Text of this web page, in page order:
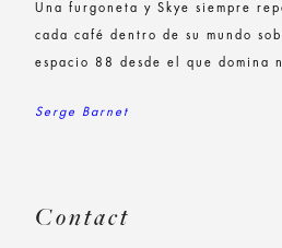
Una furgoneta y Skye siempre
cada café dentro de su mundo
espacio 88 desde el que domina
Serge Barnet
Contact